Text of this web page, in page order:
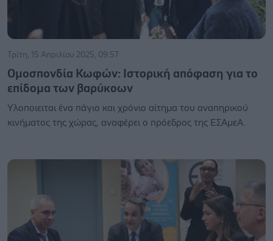
Τρίτη, 15 Απριλίου 2025, 09:57
Ομοσπονδία Κωφών: Ιστορική απόφαση για το
επίδομα των βαρύκοων
Υλοποιειται ένα πάγιο και χρόνιο αίτημα του αναπηρικού
κινήματος της χώρας, αναφέρει ο πρόεδρος της ΕΣΑμεΑ.